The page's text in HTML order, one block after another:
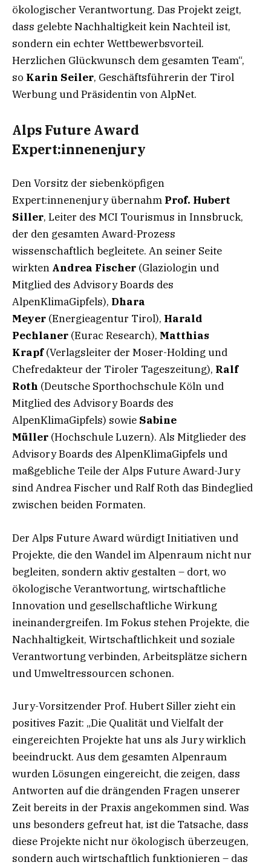
ökologischer Verantwortung. Das Projekt zeigt,
dass gelebte Nachhaltigkeit kein Nachteil ist,
sondern ein echter Wettbewerbsvorteil.
Herzlichen Glückwunsch dem gesamten Team“,
so Karin Seiler, Geschäftsführerin der Tirol
Werbung und Präsidentin von AlpNet.
Alps Future Award
Expert:innenenjury
Den Vorsitz der siebenköpfigen
Expert:innenenjury übernahm Prof. Hubert
Siller, Leiter des MCI Tourismus in Innsbruck,
der den gesamten Award-Prozess
wissenschaftlich begleitete. An seiner Seite
wirkten Andrea Fischer (Glaziologin und
Mitglied des Advisory Boards des
AlpenKlimaGipfels), Dhara
Meyer (Energieagentur Tirol), Harald
Pechlaner (Eurac Research), Matthias
Krapf(Verlagsleiter der Moser-Holding und
Chefredakteur der Tiroler Tageszeitung), Ralf
Roth (Deutsche Sporthochschule Köln und
Mitglied des Advisory Boards des
AlpenKlimaGipfels) sowie Sabine
Müller (Hochschule Luzern). Als Mitglieder des
Advisory Boards des AlpenKlimaGipfels und
maßgebliche Teile der Alps Future Award-Jury
sind Andrea Fischer und Ralf Roth das Bindeglied
zwischen beiden Formaten.
Der Alps Future Award würdigt Initiativen und
Projekte, die den Wandel im Alpenraum nicht nur
begleiten, sondern aktiv gestalten – dort, wo
ökologische Verantwortung, wirtschaftliche
Innovation und gesellschaftliche Wirkung
ineinandergreifen. Im Fokus stehen Projekte, die
Nachhaltigkeit, Wirtschaftlichkeit und soziale
Verantwortung verbinden, Arbeitsplätze sichern
und Umweltressourcen schonen.
Jury-Vorsitzender Prof. Hubert Siller zieht ein
positives Fazit: „Die Qualität und Vielfalt der
eingereichten Projekte hat uns als Jury wirklich
beeindruckt. Aus dem gesamten Alpenraum
wurden Lösungen eingereicht, die zeigen, dass
Antworten auf die drängenden Fragen unserer
Zeit bereits in der Praxis angekommen sind. Was
uns besonders gefreut hat, ist die Tatsache, dass
diese Projekte nicht nur ökologisch überzeugen,
sondern auch wirtschaftlich funktionieren – das